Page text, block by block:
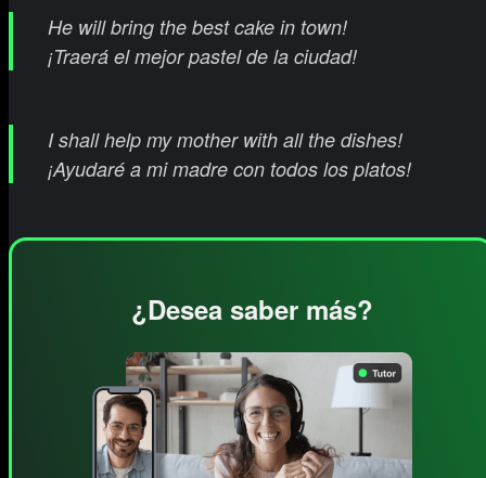
He will bring the best cake in town!
¡Traerá el mejor pastel de la ciudad!
I shall help my mother with all the dishes!
¡Ayudaré a mi madre con todos los platos!
¿Desea saber más?